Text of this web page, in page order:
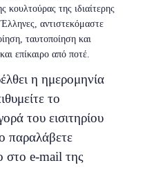
κουλτούρας της ιδιαίτερης
αντιστεκόμαστε
ταυτοποίηση και
επίκαιρο από ποτέ.
η ημερομηνία
το
του εισιτηρίου
παραλάβετε
στο e-mail της